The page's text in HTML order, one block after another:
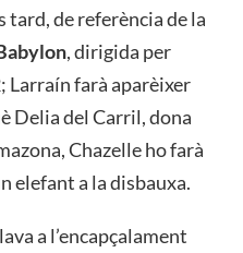
tard, de referència de la
, dirigida per
Larraín farà aparèixer
Delia del Carril, dona
Chazelle ho farà
elefant a la disbauxa.
a l’encapçalament